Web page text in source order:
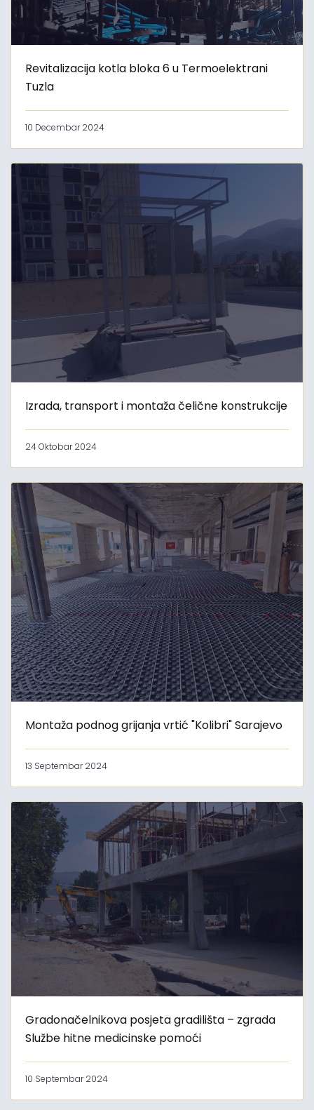
Revitalizacija kotla bloka 6 u Termoelektrani
Tuzla
10 Decembar 2024
Izrada, transport i montaža čelične konstrukcije
24 Oktobar 2024
Montaža podnog grijanja vrtić "Kolibri" Sarajevo
13 Septembar 2024
Gradonačelnikova posjeta gradilišta – zgrada
Službe hitne medicinske pomoći
10 Septembar 2024